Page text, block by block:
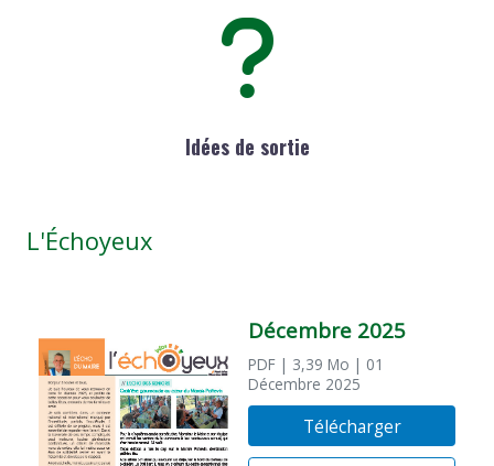
Idées de sortie
L'Échoyeux
Décembre 2025
PDF | 3,39 Mo | 01
Décembre 2025
Télécharger